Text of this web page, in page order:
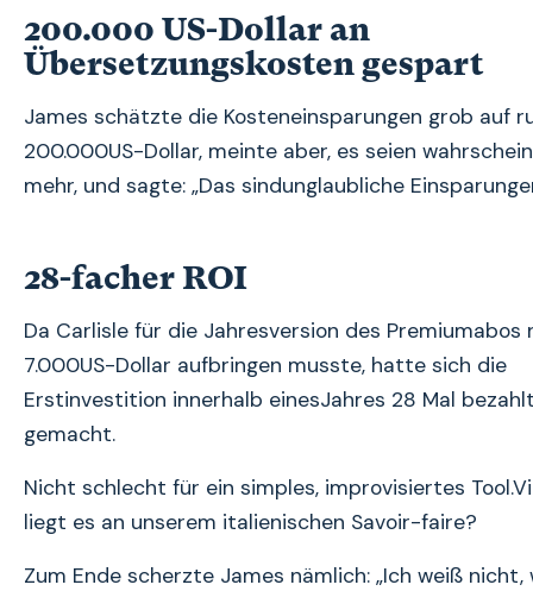
200.000 US-Dollar an
Übersetzungskosten gespart
James schätzte die Kosteneinsparungen grob auf
200.000US-Dollar, meinte aber, es seien
mehr, und sagte: „Das sindunglaubliche
28-facher ROI
Da Carlisle für die Jahresversion des Premiumabos
7.000US-Dollar aufbringen musste, hatte sich die
Erstinvestition innerhalb einesJahres 28 Mal
gemacht.
Nicht schlecht für ein simples, improvisiertes
liegt es an unserem italienischen Savoir-faire?
Zum Ende scherzte James nämlich: „Ich weiß nicht,